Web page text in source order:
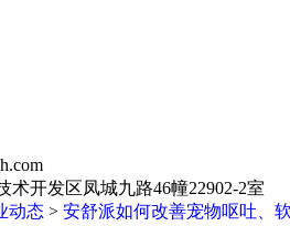
术开发区凤城九路46幢22902-2室
动态 > 安舒派如何改善宠物呕吐、